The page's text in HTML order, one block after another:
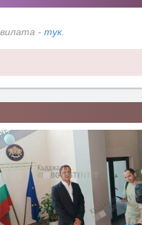
- тук.